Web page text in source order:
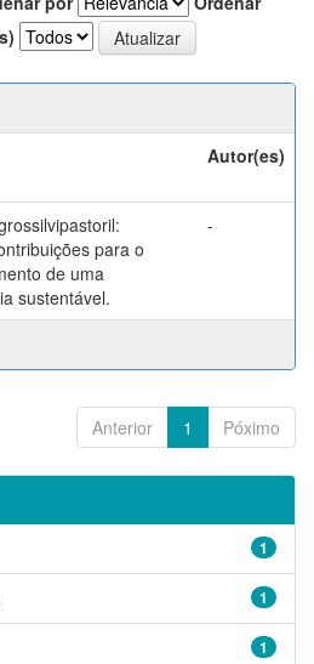
Autor(es)
para o
de uma
sustentável.
-
Anterior 1 Póximo
1
1
1